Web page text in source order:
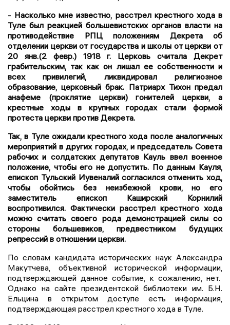
- Насколько мне известно, расстрел крестного хода в
Туле был реакцией большевистских органов власти на
противодействие РПЦ положениям Декрета об
отделении церкви от государства и школы от церкви от
20 янв.(2 февр.) 1918 г. Церковь считала Декрет
грабительским, так как он лишал ее собственности и
всех привилегий, ликвидировал религиозное
образование, церковный брак. Патриарх Тихон предал
анафеме (проклятие церкви) гонителей церкви, а
крестные ходы в крупных городах стали формой
протеста церкви против Декрета.
Так, в Туле ожидали крестного хода после аналогичных
мероприятий в других городах, и председатель Совета
рабочих и солдатских депутатов Кауль ввел военное
положение, чтобы его не допустить. По данным Кауля,
епископ Тульский Иувеналий согласился отменить ход,
чтобы обойтись без неизбежной крови, но его
заместитель епископ Каширский Корнилий
воспротивился. Фактически расстрел крестного хода
можно считать своего рода демонстрацией силы со
стороны большевиков, предвестником будущих
репрессий в отношении церкви.
По словам кандидата исторических наук Александра
Макутчева, объективной исторической информации,
подтверждающей данное событие, к сожалению, нет.
Однако на сайте президентской библиотеки им. Б.Н.
Ельцина в открытом доступе есть информация,
подтверждающая расстрел крестного хода в Туле.